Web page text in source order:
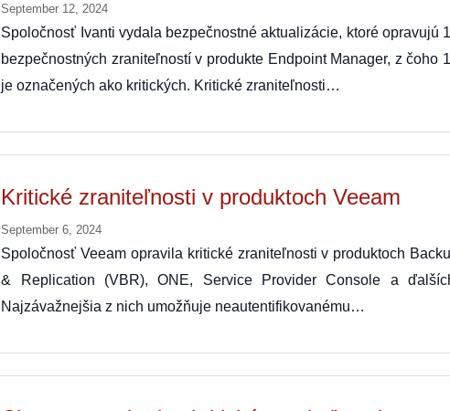
September 12, 2024
Spoločnosť Ivanti vydala bezpečnostné aktualizácie, ktoré opravujú
bezpečnostných zraniteľností v produkte Endpoint Manager, z čoho
je označených ako kritických. Kritické zraniteľnosti…
Kritické zraniteľnosti v produktoch Veeam
September 6, 2024
Spoločnosť Veeam opravila kritické zraniteľnosti v produktoch
& Replication (VBR), ONE, Service Provider Console a
Najzávažnejšia z nich umožňuje neautentifikovanému…